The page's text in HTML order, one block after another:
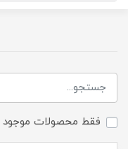
فقط محصولات موجود